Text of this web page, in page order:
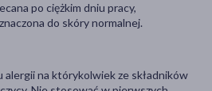
po ciężkim dniu pracy,
do skóry normalnej.
na którykolwiek ze składników